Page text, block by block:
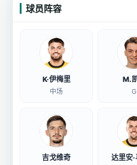
球员阵容
K·伊梅里
中场
M.
G
吉戈维奇 达里安